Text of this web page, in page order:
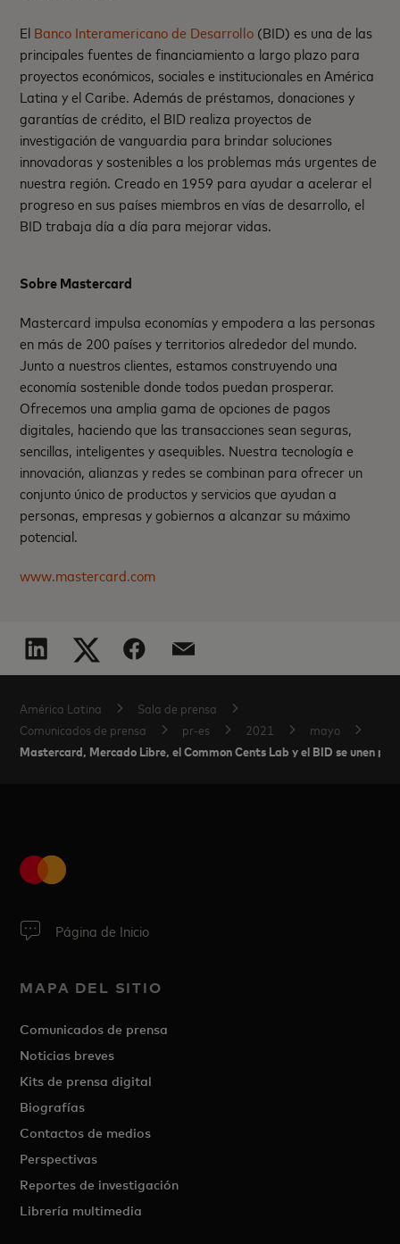
El Banco Interamericano de Desarrollo (BID) es una de las
principales fuentes de financiamiento a largo plazo para
proyectos económicos, sociales e institucionales en América
Latina y el Caribe. Además de préstamos, donaciones y
garantías de crédito, el BID realiza proyectos de
investigación de vanguardia para brindar soluciones
innovadoras y sostenibles a los problemas más urgentes de
nuestra región. Creado en 1959 para ayudar a acelerar el
progreso en sus países miembros en vías de desarrollo, el
BID trabaja día a día para mejorar vidas.
Sobre Mastercard
Mastercard impulsa economías y empodera a las personas
en más de 200 países y territorios alrededor del mundo.
Junto a nuestros clientes, estamos construyendo una
economía sostenible donde todos puedan prosperar.
Ofrecemos una amplia gama de opciones de pagos
digitales, haciendo que las transacciones sean seguras,
sencillas, inteligentes y asequibles. Nuestra tecnología e
innovación, alianzas y redes se combinan para ofrecer un
conjunto único de productos y servicios que ayudan a
personas, empresas y gobiernos a alcanzar su máximo
potencial.
www.mastercard.com
América Latina
Sala de prensa
Comunicados de prensa
pr-es 2021 mayo
Mastercard, Mercado Libre, el Common Cents Lab y el BID se unen
Página de Inicio
MAPA DEL SITIO
Comunicados de prensa
Noticias breves
Kits de prensa digital
Biografías
Contactos de medios
Perspectivas
Reportes de investigación
Librería multimedia